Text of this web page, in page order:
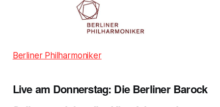
Berliner Philharmoniker
Live am Donnerstag: Die Berliner Barock